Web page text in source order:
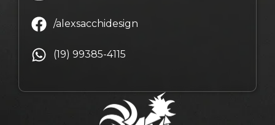
/alexsacchidesign
(19) 99385-4115